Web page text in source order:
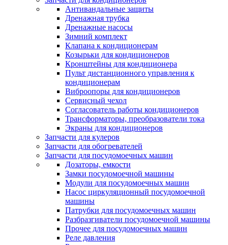
Антивандальные защиты
Дренажная трубка
Дренажные насосы
Зимний комплект
Клапана к кондиционерам
Козырьки для кондиционеров
Кронштейны для кондиционера
Пульт дистанционного управления к
кондиционерам
Виброопоры для кондиционеров
Сервисный чехол
Согласователь работы кондиционеров
Трансформаторы, преобразователи тока
Экраны для кондиционеров
Запчасти для кулеров
Запчасти для обогревателей
Запчасти для посудомоечных машин
Дозаторы, емкости
Замки посудомоечной машины
Модули для посудомоечных машин
Насос циркуляционный посудомоечной
машины
Патрубки для посудомоечных машин
Разбразгиватели посудомоечной машины
Прочее для посудомоечных машин
Реле давления